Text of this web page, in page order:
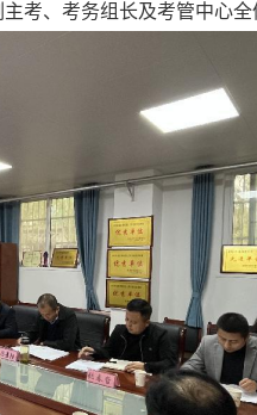
考、考务组长及考管中心全